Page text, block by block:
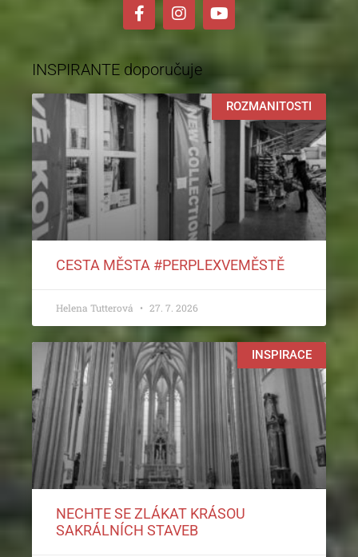
INSPIRANTE doporučuje
ROZMANITOSTI
CESTA MĚSTA #PERPLEXVEMĚSTĚ
Helena Tutterová 27. 7. 2026
INSPIRACE
NECHTE SE ZLÁKAT KRÁSOU
SAKRÁLNÍCH STAVEB